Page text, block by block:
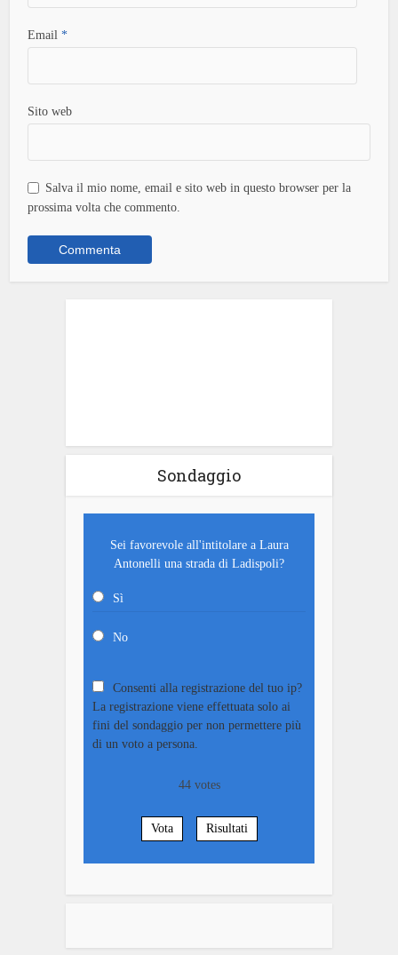
Email*
Sito web
Salva il mio nome, email e sito web in questo browser per la
prossima volta che commento.
Sondaggio
Sei favorevole all'intitolare a Laura
Antonelli una strada di Ladispoli?
Sì
No
Consenti alla registrazione del tuo ip?
La registrazione viene effettuata solo ai
fini del sondaggio per non permettere più
di un voto a persona.
44votes
Vota Risultati